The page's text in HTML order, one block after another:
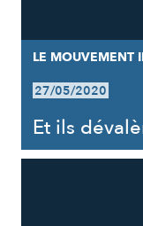
LE MOUVEMENT
27/05/2020
Et ils